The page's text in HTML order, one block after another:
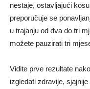
nestaje, ostavljajući
preporučuje se
u trajanju od dva do tri
možete pauzirati tri
Vidite prve rezultate
izgledati zdravije,